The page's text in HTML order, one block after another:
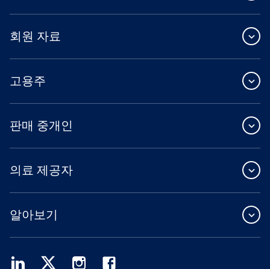
회원 자료
고용주
판매 중개인
의료 제공자
알아보기